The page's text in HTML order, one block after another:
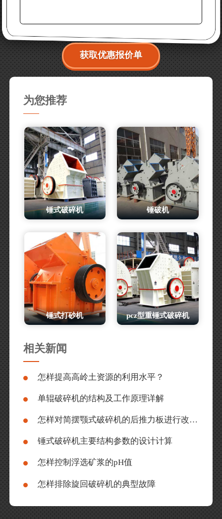
获取优惠报价单
为您推荐
锤式破碎机 锤破机
锤式打砂机 pcz型重锤式破碎机
相关新闻
怎样提高高岭土资源的利用水平？
单辊破碎机的结构及工作原理详解
怎样对简摆颚式破碎机的后推力板进行改进？
锤式破碎机主要结构参数的设计计算
怎样控制浮选矿浆的pH值
怎样排除旋回破碎机的典型故障